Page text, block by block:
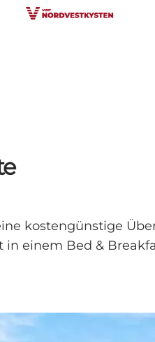
kostengünstige
einem Bed &